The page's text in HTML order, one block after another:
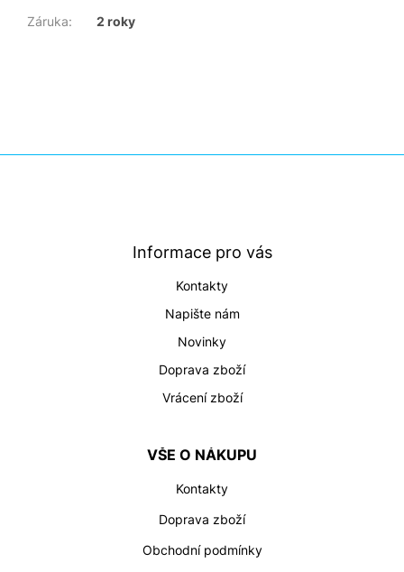
Záruka: 2 roky
Informace pro vás
Kontakty
Napište nám
Novinky
Doprava zboží
Vrácení zboží
VŠE O NÁKUPU
Kontakty
Doprava zboží
Obchodní podmínky